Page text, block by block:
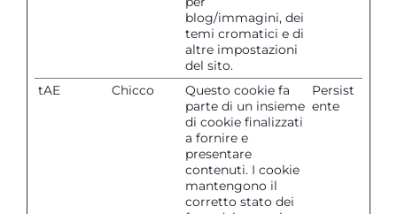
blog/immagini, dei
temi cromatici e di
altre impostazioni
del sito.
tAE Chicco
Questo cookie fa
parte di un insieme
di cookie finalizzati
a fornire e
presentare
contenuti. I cookie
mantengono il
corretto stato dei
Persist
ente